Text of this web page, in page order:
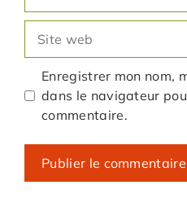
mail
web
Enregistrer mon nom,
dans le navigateur
commentaire.